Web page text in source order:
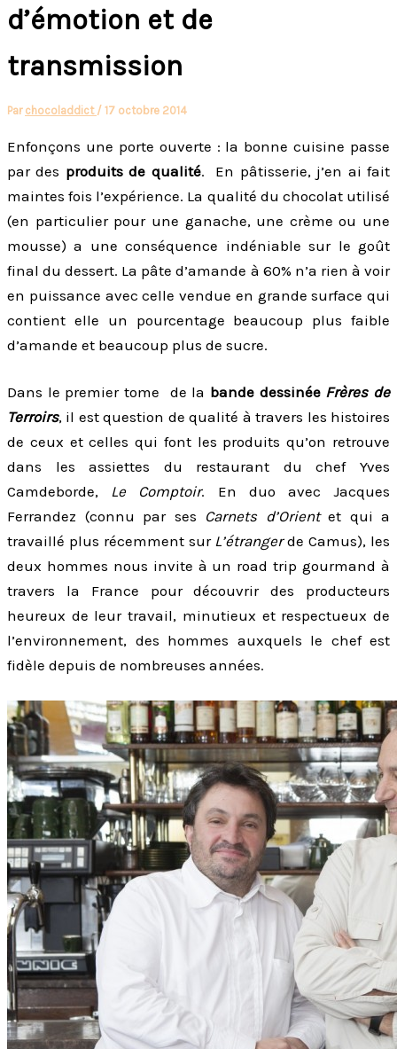
d’émotion et de
transmission
Par chocoladdict / 17 octobre 2014
Enfonçons une porte ouverte : la bonne cuisine passe
par des produits de qualité. En pâtisserie, j’en ai fait
maintes fois l’expérience. La qualité du chocolat utilisé
(en particulier pour une ganache, une crème ou une
mousse) a une conséquence indéniable sur le goût
final du dessert. La pâte d’amande à 60% n’a rien à voir
en puissance avec celle vendue en grande surface qui
contient elle un pourcentage beaucoup plus faible
d’amande et beaucoup plus de sucre.
Dans le premier tome de la bande dessinée Frères de
Terroirs, il est question de qualité à travers les histoires
de ceux et celles qui font les produits qu’on retrouve
dans les assiettes du restaurant du chef Yves
Camdeborde, Le Comptoir. En duo avec Jacques
Ferrandez (connu par ses Carnets d’Orientet qui a
travaillé plus récemment surL’étrangerde Camus), les
deux hommes nous invite à un road trip gourmand à
travers la France pour découvrir des producteurs
heureux de leur travail, minutieux et respectueux de
l’environnement, des hommes auxquels le chef est
fidèle depuis de nombreuses années.